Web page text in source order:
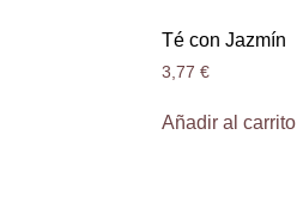
Té con Jazmín
3,77€
Añadir al carrito